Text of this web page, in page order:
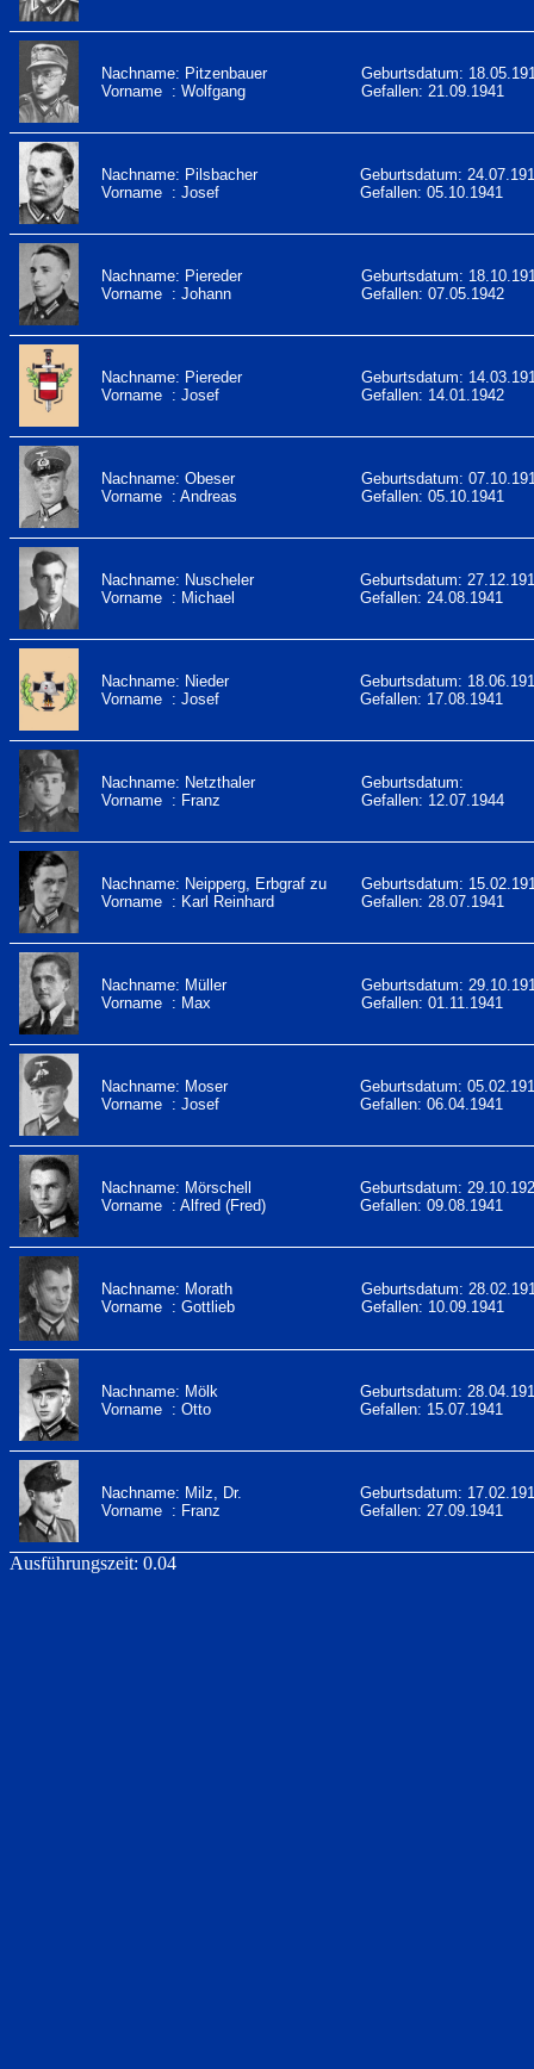
Nachname: Pitzenbauer
Vorname : Wolfgang
Geburtsdatum:
Gefallen: 21.09.1941
Nachname: Pilsbacher
Vorname : Josef
Geburtsdatum:
Gefallen: 05.10.1941
Nachname: Piereder
Vorname : Johann
Geburtsdatum:
Gefallen: 07.05.1942
Nachname: Piereder
Vorname : Josef
Geburtsdatum:
Gefallen: 14.01.1942
Nachname: Obeser
Vorname : Andreas
Geburtsdatum:
Gefallen: 05.10.1941
Nachname: Nuscheler
Vorname : Michael
Geburtsdatum:
Gefallen: 24.08.1941
Nachname: Nieder
Vorname : Josef
Geburtsdatum:
Gefallen: 17.08.1941
Nachname: Netzthaler
Vorname : Franz
Geburtsdatum:
Gefallen: 12.07.1944
Nachname: Neipperg, Erbgraf zu
Vorname : Karl Reinhard
Geburtsdatum:
Gefallen: 28.07.1941
Nachname: Müller
Vorname : Max
Geburtsdatum:
Gefallen: 01.11.1941
Nachname: Moser
Vorname : Josef
Geburtsdatum:
Gefallen: 06.04.1941
Nachname: Mörschell
Vorname : Alfred (Fred)
Geburtsdatum:
Gefallen: 09.08.1941
Nachname: Morath
Vorname : Gottlieb
Geburtsdatum:
Gefallen: 10.09.1941
Nachname: Mölk
Vorname : Otto
Geburtsdatum:
Gefallen: 15.07.1941
Nachname: Milz, Dr.
Vorname : Franz
Geburtsdatum:
Gefallen: 27.09.1941
Ausführungszeit: 0.04